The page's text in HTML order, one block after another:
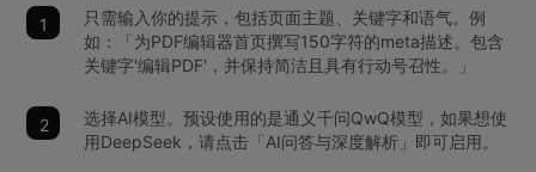
只需输入你的提示，包括页面主题、关键字和语气。例
如：「为PDF编辑器首页撰写150字符的meta描述。包含
关键字'编辑PDF'，并保持简洁且具有行动号召性。」
选择AI模型。预设使用的是通义千问QwQ模型，如果想使
用DeepSeek，请点击「AI问答与深度解析」即可启用。